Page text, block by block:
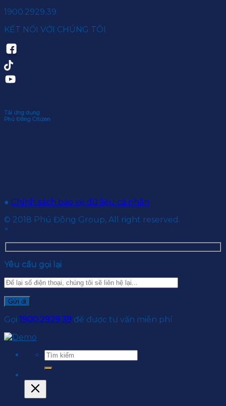
1900.2929.39
KẾT NỐI VỚI CHÚNG TÔI
Tải ứng dụng
Phú Đông Citizen
● Chính sách bảo vệ dữ liệu cá nhân
© 2018 Phú Đông Group, All right reserved.
×
Yêu cầu gọi lại
Gọi 1900.2929.39 để được tư vấn miễn phí